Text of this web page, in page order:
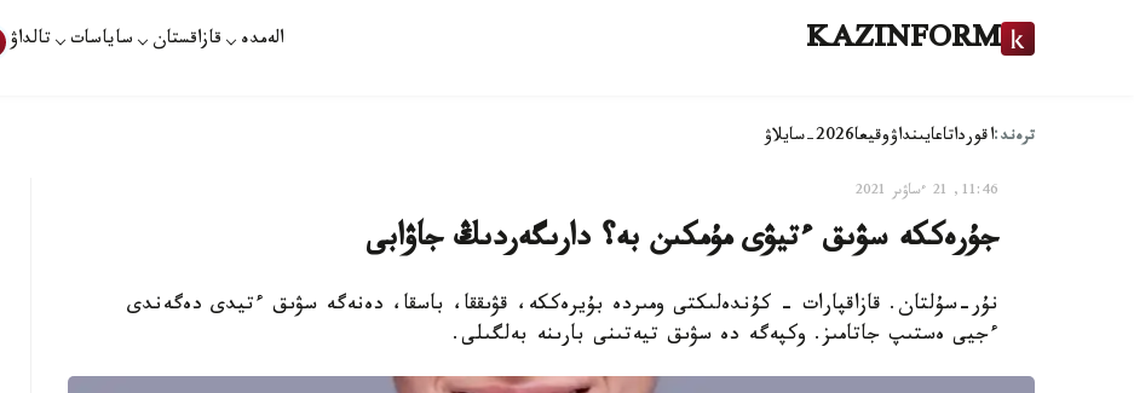
KAZINFORM الەمدە قازاقستان ساياسات تالداۋ
ترەند:اقورداتاعايىنداۋوقيعا2026-سايلاۋ
11:46, 21 ءساۋىر 2021
جۇرەككە سۋىق ءتيۋى مۇمكىن بە؟ دارىگەردىڭ جاۋابى
نۇر-سۇلتان. قازاقپارات - كۇندەلىكتى ومىردە بۇيرەككە، قۋىققا، باسقا، دەنەگە سۋىق ءتيدى دەگەندى
ءجيى ەستىپ جاتامىز. وكپەگە دە سۋىق تيەتىنى بارىنە بەلگىلى.